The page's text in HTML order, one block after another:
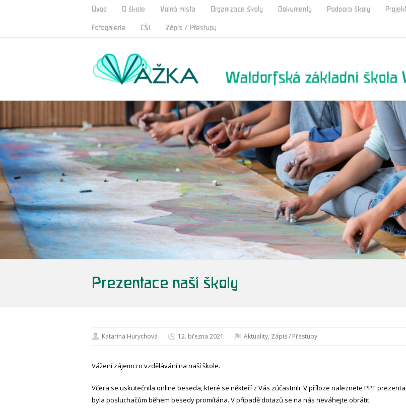
Úvod O škole Volná místa Organizace školy Dokumenty Podpora školy
Fotogalerie ČŠI Zápis / Přestupy
Prezentace naší školy
Katarína Hurychová 12. března 2021 Aktuality, Zápis / Přestupy
Vážení zájemci o vzdělávání na naší škole.
Včera se uskutečnila online beseda, které se někteří z Vás zúčastnili. V příloze naleznete PPT
byla posluchačům během besedy promítána. V případě dotazů se na nás neváhejte obrátit.